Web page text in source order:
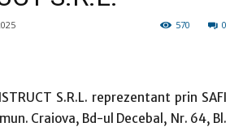
0
570
S.R.L. reprezentant prin SAFI
Craiova, Bd-ul Decebal, Nr. 64, Bl.